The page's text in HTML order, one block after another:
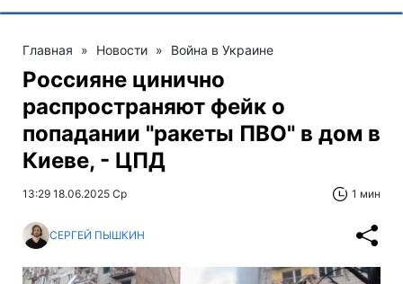
Главная » Новости » Война в Украине
Россияне цинично
распространяют фейк о
попадании "ракеты ПВО" в дом в
Киеве, - ЦПД
13:29 18.06.2025 Ср 1 мин
СЕРГЕЙ ПЫШКИН